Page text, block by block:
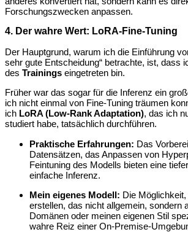
Forschungszwecken anpassen.
4. Der wahre Wert: LoRA-Fine-Tuning
Der Hauptgrund, warum ich die Einführung
sehr gute Entscheidung“ betrachte, ist, dass
des Trainings eingetreten bin.
Früher war das sogar für die Inferenz ein
ich nicht einmal von Fine-Tuning träumen
ich LoRA (Low-Rank Adaptation), das ich
studiert habe, tatsächlich durchführen.
Praktische Erfahrungen: Das
Datensätzen, das Anpassen von
Feintuning des Modells bieten eine
einfache Inferenz.
Mein eigenes Modell: Die
erstellen, das nicht allgemein, sondern
Domänen oder meinen eigenen Stil
wahre Reiz einer On-Premise-